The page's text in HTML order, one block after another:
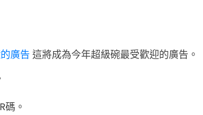
廣告 這將成為今年超級碗最受歡迎的廣告。
碼。